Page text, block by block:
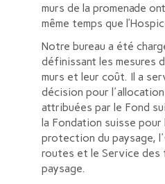
murs de la promenade
même temps que
Notre bureau a été
définissant les mesures
murs et leur coût. Il a
décision pour
attribuées par le Fond
la Fondation suisse pour
protection du paysage,
routes et le Service
paysage.